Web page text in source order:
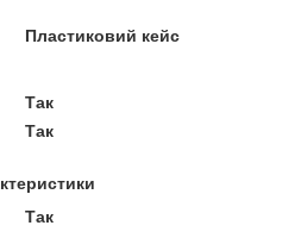
Пластиковий кейс
Так
Так
Так